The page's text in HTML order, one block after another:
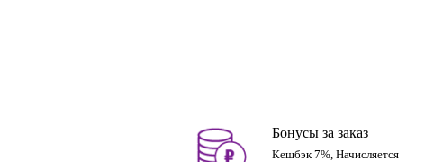
Бонусы за заказ
Кешбэк 7%, Начисляется